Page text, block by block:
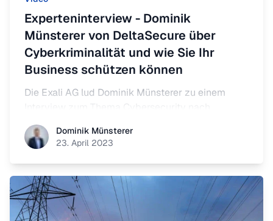
Experteninterview - Dominik
Münsterer von DeltaSecure über
Cyberkriminalität und wie Sie Ihr
Business schützen können
Die Exali AG lud Dominik Münsterer zu einem
Augsburg ein.
Dominik Münsterer
Dominik Münsterer
23. April 2023